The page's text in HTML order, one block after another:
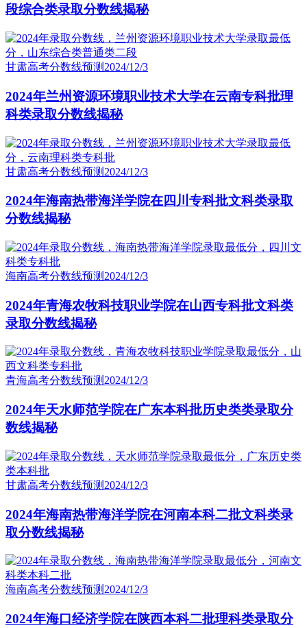
段综合类录取分数线揭秘
甘肃高考分数线预测 2024/12/3
2024年兰州资源环境职业技术大学在云南专科批理
科类录取分数线揭秘
甘肃高考分数线预测 2024/12/3
2024年海南热带海洋学院在四川专科批文科类录取
分数线揭秘
海南高考分数线预测 2024/12/3
2024年青海农牧科技职业学院在山西专科批文科类
录取分数线揭秘
青海高考分数线预测 2024/12/3
2024年天水师范学院在广东本科批历史类类录取分
数线揭秘
甘肃高考分数线预测 2024/12/3
2024年海南热带海洋学院在河南本科二批文科类录
取分数线揭秘
海南高考分数线预测 2024/12/3
2024年海口经济学院在陕西本科二批理科类录取分